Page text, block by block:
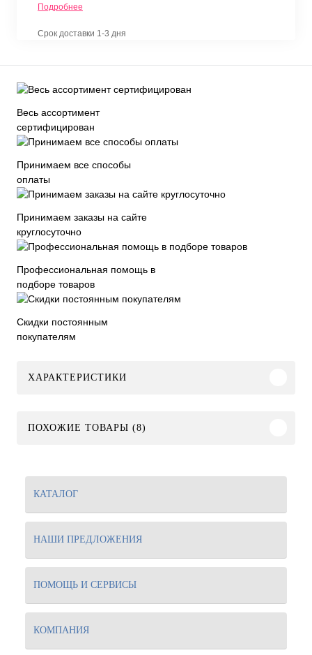
Подробнее
Срок доставки 1-3 дня
Весь ассортимент
сертифицирован
Принимаем все способы
оплаты
Принимаем заказы на сайте
круглосуточно
Профессиональная помощь в
подборе товаров
Скидки постоянным
покупателям
ХАРАКТЕРИСТИКИ
ПОХОЖИЕ ТОВАРЫ (8)
КАТАЛОГ
НАШИ ПРЕДЛОЖЕНИЯ
ПОМОЩЬ И СЕРВИСЫ
КОМПАНИЯ